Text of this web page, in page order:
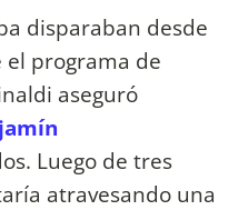
disparaban desde
el programa de
aseguró
Luego de tres
atravesando una